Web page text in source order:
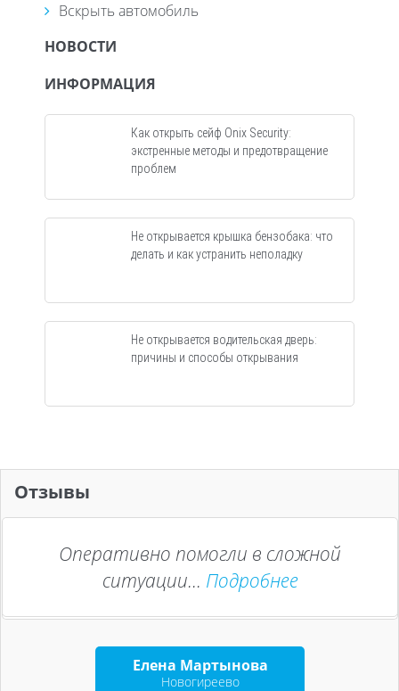
Вскрыть автомобиль
НОВОСТИ
ИНФОРМАЦИЯ
Как открыть сейф Onix Security:
экстренные методы и предотвращение
проблем
Не открывается крышка бензобака: что
делать и как устранить неполадку
Не открывается водительская дверь:
причины и способы открывания
Отзывы
Оперативно помогли в сложной
ситуации... Подробнее
Елена Мартынова
Новогиреево